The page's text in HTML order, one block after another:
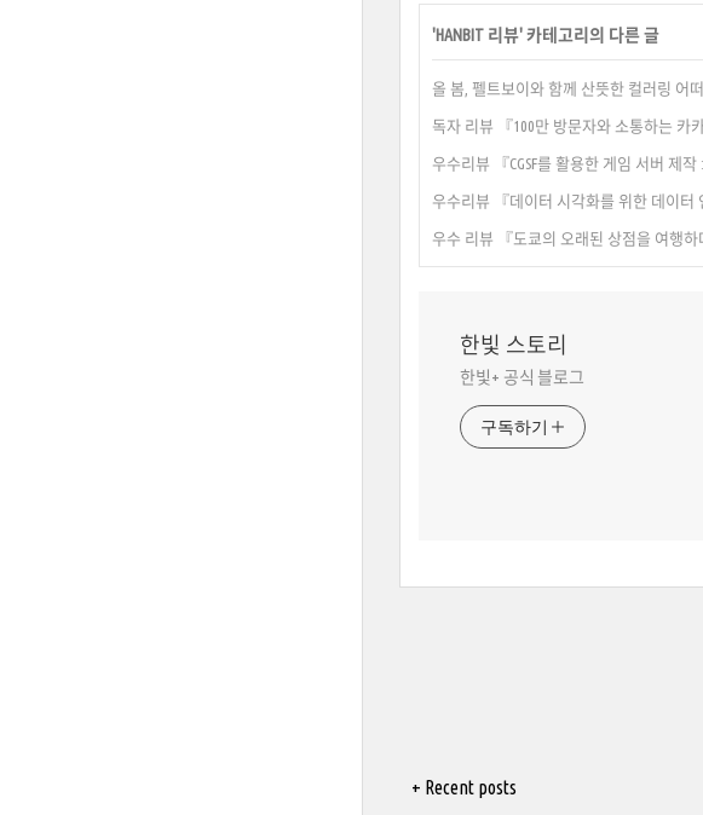
'HANBIT 리뷰' 카테고리의 다른 글
올 봄, 펠트보이와 함께 산뜻한 컬러링 어
독자 리뷰 『100만 방문자와 소통하는 카
우수리뷰 『CGSF를 활용한 게임 서버 제작
우수리뷰 『데이터 시각화를 위한 데이터
우수 리뷰 『도쿄의 오래된 상점을 여행하
한빛 스토리
한빛+ 공식 블로그
구독하기
+ Recent posts